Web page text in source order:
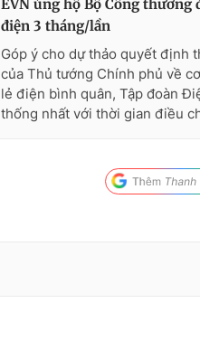
EVN ủng hộ Bộ Công thương
điện 3 tháng/lần
Góp ý cho dự thảo quyết định
của Thủ tướng Chính phủ về
lẻ điện bình quân, Tập đoàn
thống nhất với thời gian điều